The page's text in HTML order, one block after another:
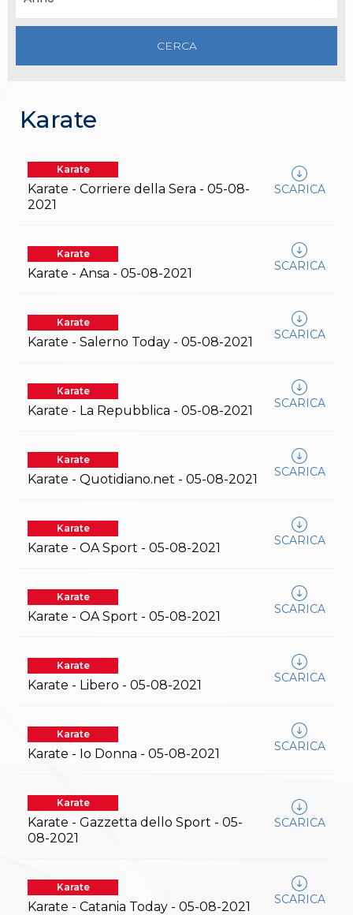
Lotta
La disciplina
Gare e Risultati
Ju Jitsu
Pancrazio/Pankration
Calendario Attività
Difesa Personale MGA
Mappa del sito
Newsletter
Corsi di Specializzazione
Edutraining class - Didattica infantile
Corso dirigenti sportivi
Modulistica
Documenti
Karate
Karate
Karate - Corriere della Sera - 05-08-
2021
SCARICA
Karate
Karate - Ansa - 05-08-2021 SCARICA
Karate
Karate - Salerno Today - 05-08-2021 SCARICA
Karate
Karate - La Repubblica - 05-08-2021 SCARICA
Karate
Karate - Quotidiano.net - 05-08-2021 SCARICA
Karate
Karate - OA Sport - 05-08-2021 SCARICA
Karate
Karate - OA Sport - 05-08-2021 SCARICA
Karate
Karate - Libero - 05-08-2021 SCARICA
Karate
Karate - Io Donna - 05-08-2021 SCARICA
Karate
Karate - Gazzetta dello Sport - 05-
08-2021
SCARICA
Karate
Karate - Catania Today - 05-08-2021 SCARICA